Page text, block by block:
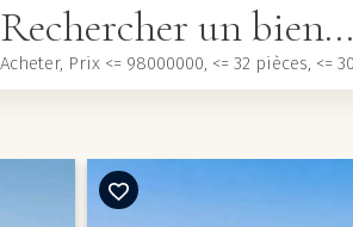
Rechercher un bien...